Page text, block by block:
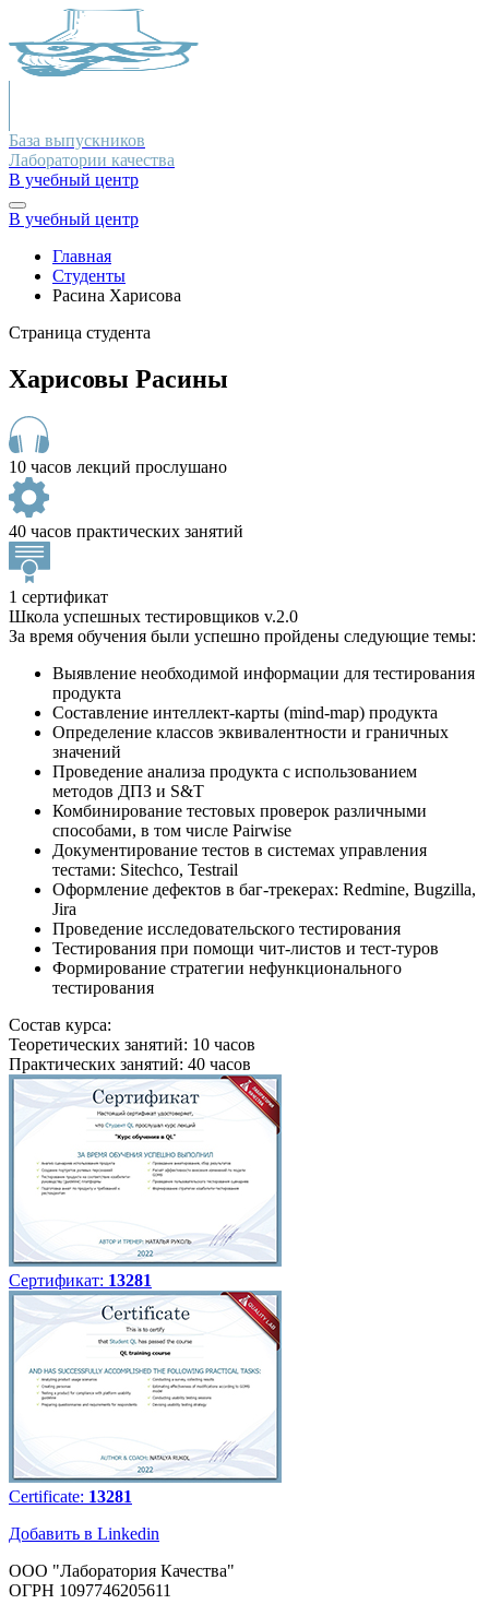
База выпускников
Лаборатории качества
В учебный центр
В учебный центр
Главная
Студенты
Расина Харисова
Страница студента
Харисовы Расины
10 часов лекций прослушано
40 часов практических занятий
1 сертификат
Школа успешных тестировщиков v.2.0
За время обучения были успешно пройдены следующие темы:
Выявление необходимой информации для тестирования
продукта
Составление интеллект-карты (mind-map) продукта
Определение классов эквивалентности и граничных
значений
Проведение анализа продукта с использованием
методов ДПЗ и S&T
Комбинирование тестовых проверок различными
способами, в том числе Pairwise
Документирование тестов в системах управления
тестами: Sitechсo, Testrail
Оформление дефектов в баг-трекерах: Redmine, Bugzilla,
Jira
Проведение исследовательского тестирования
Тестирования при помощи чит-листов и тест-туров
Формирование стратегии нефункционального
тестирования
Состав курса:
Теоретических занятий: 10 часов
Практических занятий: 40 часов
Сертификат: 13281
Certificate: 13281
Добавить в Linkedin
ООО "Лаборатория Качества"
ОГРН 1097746205611